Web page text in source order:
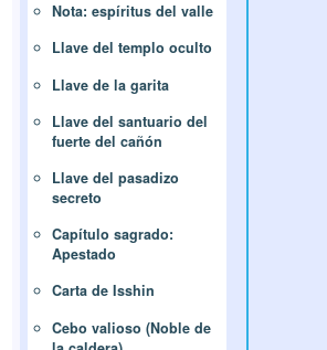
Nota: espíritus del valle
Llave del templo oculto
Llave de la garita
Llave del santuario del
fuerte del cañón
Llave del pasadizo
secreto
Capítulo sagrado:
Apestado
Carta de Isshin
Cebo valioso (Noble de